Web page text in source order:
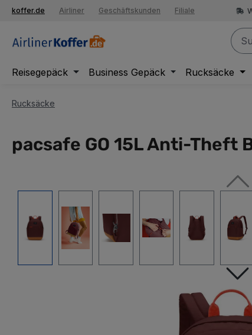
Zur Hauptnavigation springen
koffer.de Airliner Geschäftskunden Filiale
Reisegepäck Business Gepäck Rucksäcke
Rucksäcke
pacsafe GO 15L Anti-Theft